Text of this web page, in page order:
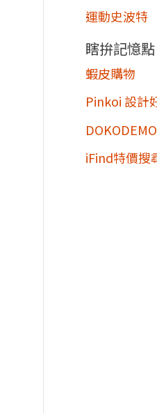
運動史波特
瞎拚記憶點
蝦皮購物
Pinkoi 設計
iFind特價搜